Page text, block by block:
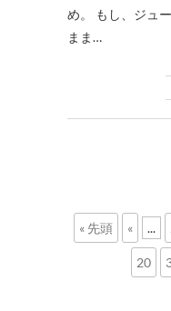
め。 もし、ジュ
まま…
« 先頭 « ...
20